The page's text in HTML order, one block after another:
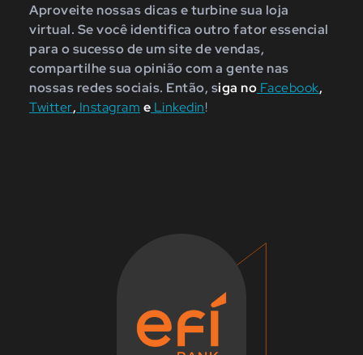
Aproveite nossas dicas e turbine sua loja
virtual. Se você identifica outro fator essencial
para o sucesso de um site de vendas,
compartilhe sua opinião com a gente nas
nossas redes sociais. Então, siga no Facebook,
Twitter, Instagram e Linkedin!